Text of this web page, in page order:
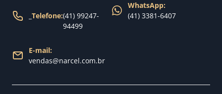
Telefone:(41) 99247-
94499
WhatsApp:
(41) 3381-6407
E-mail:
vendas@narcel.com.br